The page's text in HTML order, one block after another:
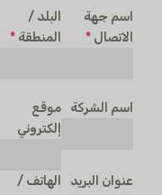
اسم جهة
الاتصال *
البلد /
المنطقة*
اسم الشركة
موقع
إلكتروني
عنوان البريد
الهاتف /